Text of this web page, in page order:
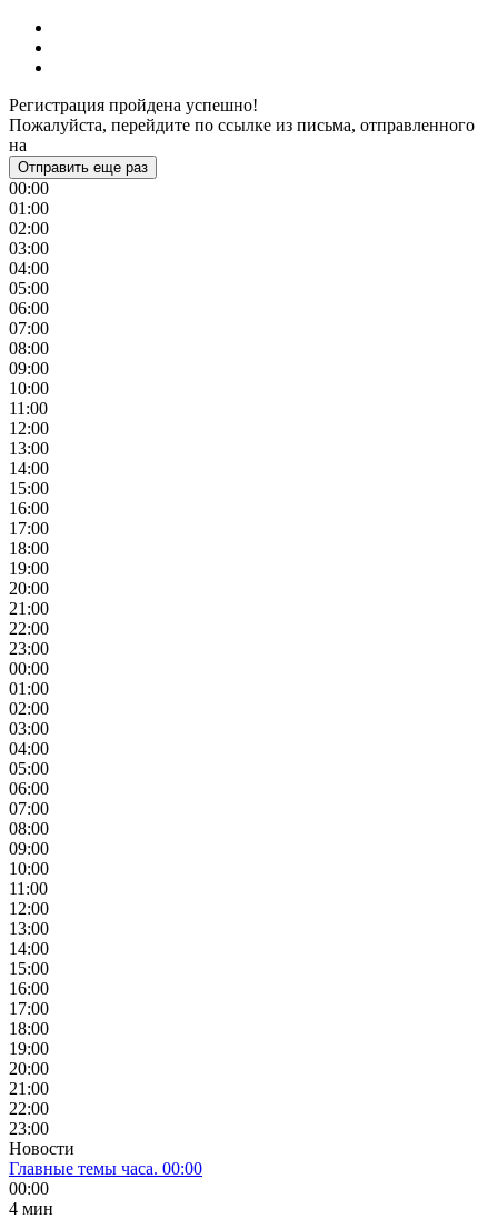
Регистрация пройдена успешно!
Пожалуйста, перейдите по ссылке из письма, отправленного
на
Отправить еще раз
00:00
01:00
02:00
03:00
04:00
05:00
06:00
07:00
08:00
09:00
10:00
11:00
12:00
13:00
14:00
15:00
16:00
17:00
18:00
19:00
20:00
21:00
22:00
23:00
00:00
01:00
02:00
03:00
04:00
05:00
06:00
07:00
08:00
09:00
10:00
11:00
12:00
13:00
14:00
15:00
16:00
17:00
18:00
19:00
20:00
21:00
22:00
23:00
Новости
Главные темы часа. 00:00
00:00
4 мин